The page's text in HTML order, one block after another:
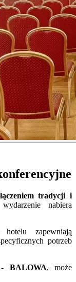
tradycji i
nabiera
zapewniają
potrzeb
BALOWA, może